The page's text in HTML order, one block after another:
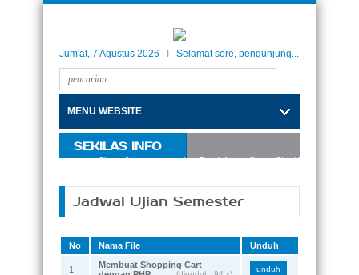
Jum'at, 7 Agustus 2026 Selamat sore, pengunjung...
MENU WEBSITE
SEKILAS INFO
Internasional Taman Siswa Jakarta, menerima Pendaftaran Siswa-Siswi Baru Tahun
Jadwal Ujian Semester
No Nama File Unduh
1
Membuat Shopping Cart
unduh